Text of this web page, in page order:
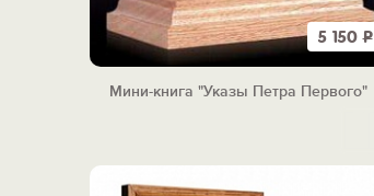
5 150Р
Мини-книга "Указы Петра Первого"